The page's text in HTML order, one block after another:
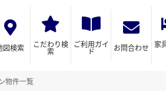
図検索 こだわり検
索
ご利用ガイ
ド お問合わせ 家
物件一覧